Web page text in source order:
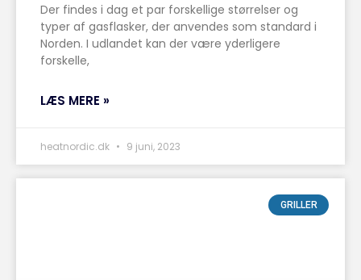
Der findes i dag et par forskellige størrelser og
typer af gasflasker, der anvendes som standard i
Norden. I udlandet kan der være yderligere
forskelle,
LÆS MERE »
heatnordic.dk 9 juni, 2023
GRILLER